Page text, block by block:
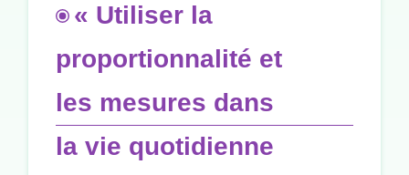
« Utiliser la
proportionnalité et
les mesures dans
la vie quotidienne